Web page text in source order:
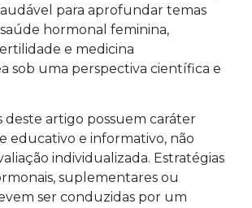
para aprofundar temas
hormonal feminina,
e medicina
sob uma perspectiva científica e
deste artigo possuem caráter
educativo e informativo, não
individualizada. Estratégias
suplementares ou
ser conduzidas por um